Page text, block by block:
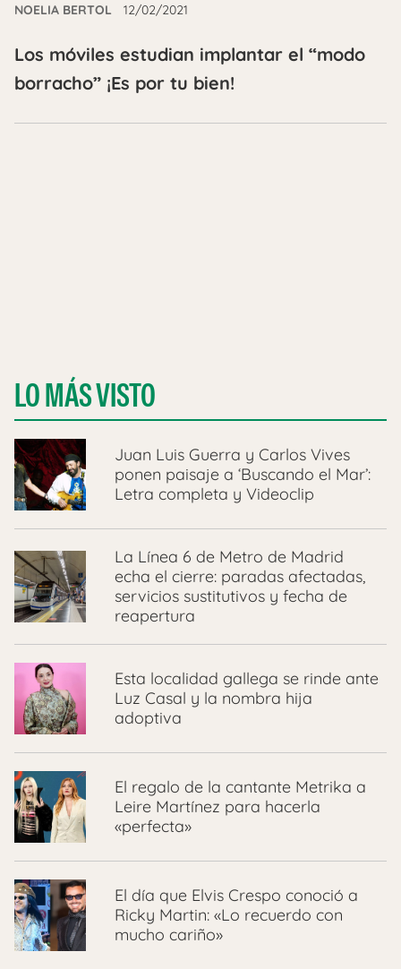
NOELIA BERTOL 12/02/2021
Los móviles estudian implantar el “modo
borracho” ¡Es por tu bien!
LO MÁS VISTO
Juan Luis Guerra y Carlos Vives
ponen paisaje a ‘Buscando el Mar’:
Letra completa y Videoclip
La Línea 6 de Metro de Madrid
echa el cierre: paradas afectadas,
servicios sustitutivos y fecha de
reapertura
Esta localidad gallega se rinde ante
Luz Casal y la nombra hija
adoptiva
El regalo de la cantante Metrika a
Leire Martínez para hacerla
«perfecta»
El día que Elvis Crespo conoció a
Ricky Martin: «Lo recuerdo con
mucho cariño»